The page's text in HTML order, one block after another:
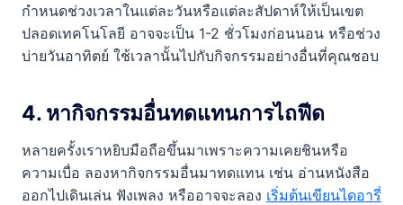
กำหนดช่วงเวลาในแต่ละวันหรือแต่ละสัปดาห์ให้เป็นเขต
ปลอดเทคโนโลยี อาจจะเป็น 1-2 ชั่วโมงก่อนนอน หรือช่วง
บ่ายวันอาทิตย์ ใช้เวลานั้นไปกับกิจกรรมอย่างอื่นที่คุณชอบ
4. หากิจกรรมอื่นทดแทนการไถฟีด
หลายครั้งเราหยิบมือถือขึ้นมาเพราะความเคยชินหรือ
ความเบื่อ ลองหากิจกรรมอื่นมาทดแทน เช่น อ่านหนังสือ
ออกไปเดินเล่น ฟังเพลง หรืออาจจะลอง เริ่มต้นเขียนไดอารี่